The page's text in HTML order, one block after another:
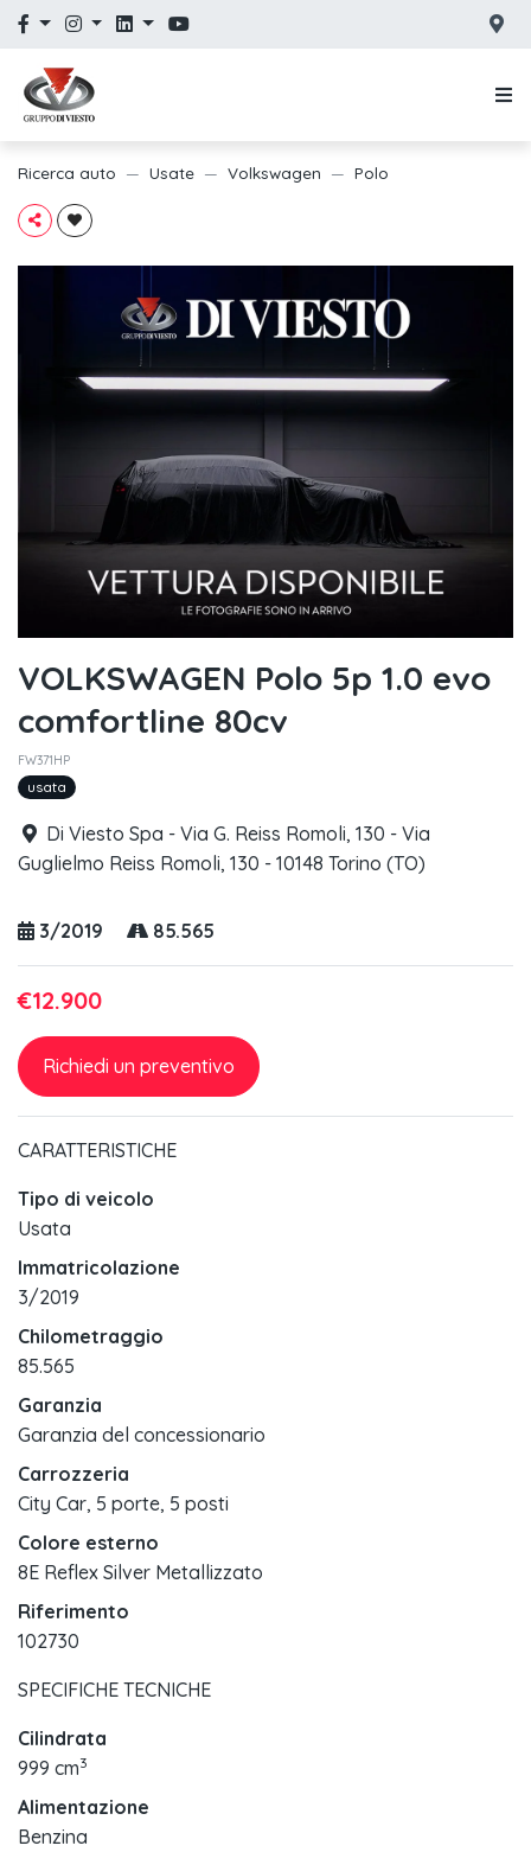
Ricerca auto Usate Volkswagen Polo
VOLKSWAGEN Polo 5p 1.0 evo
comfortline 80cv
FW371HP
usata
Di Viesto Spa - Via G. Reiss Romoli, 130 - Via
Guglielmo Reiss Romoli, 130 - 10148 Torino (TO)
3/2019 85.565
€12.900
Richiedi un preventivo
CARATTERISTICHE
Tipo di veicolo
Usata
Immatricolazione
3/2019
Chilometraggio
85.565
Garanzia
Garanzia del concessionario
Carrozzeria
City Car, 5 porte, 5 posti
Colore esterno
8E Reflex Silver Metallizzato
Riferimento
102730
SPECIFICHE TECNICHE
Cilindrata
999 cm3
Alimentazione
Benzina